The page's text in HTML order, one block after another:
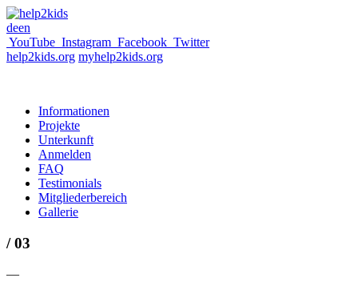
deen
YouTube Instagram Facebook Twitter
help2kids.org myhelp2kids.org
Informationen
Projekte
Unterkunft
Anmelden
FAQ
Testimonials
Mitgliederbereich
Gallerie
/ 03
—